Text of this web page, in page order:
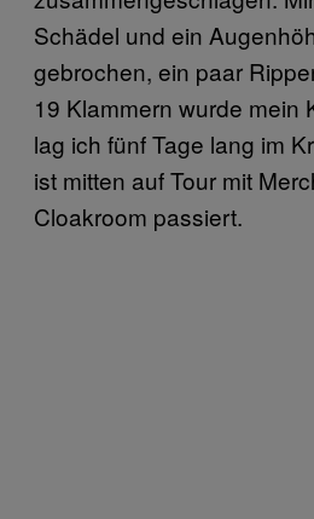
Schädel und ein
gebrochen, ein paar
19 Klammern wurde mein
lag ich fünf Tage lang im
ist mitten auf Tour mit
Cloakroom passiert.